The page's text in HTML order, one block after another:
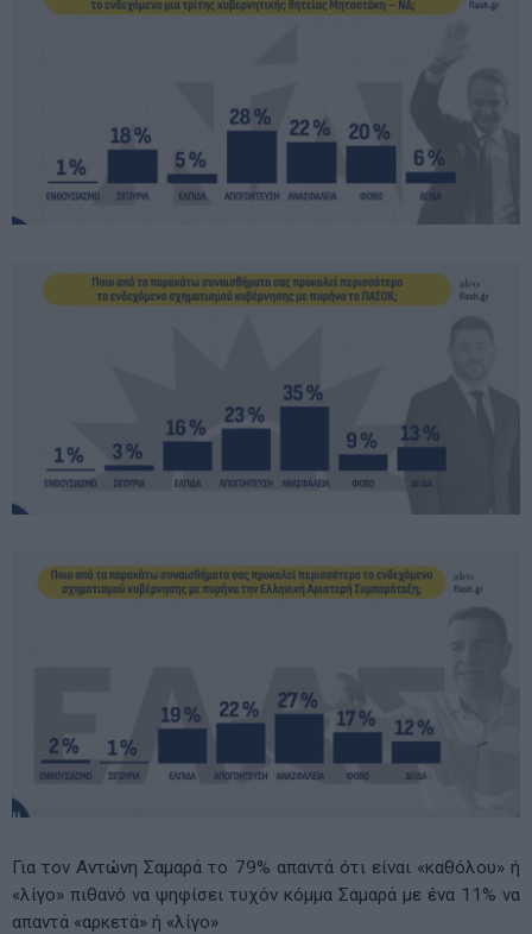
Για τον Αντώνη Σαμαρά το 79% απαντά ότι είναι «καθόλου» ή
«λίγο» πιθανό να ψηφίσει τυχόν κόμμα Σαμαρά με ένα 11% να
απαντά «αρκετά» ή «λίγο»